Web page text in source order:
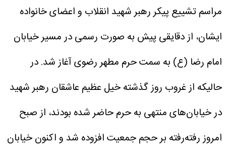
مراسم تشییع پیکر رهبر شهید انقلاب و اعضای خانواده
ایشان، از دقایقی پیش به صورت رسمی در مسیر خیابان
امام رضا (ع) به سمت حرم مطهر رضوی آغاز شد.در
حالیکه از غروب روز گذشته خیل عظیم عاشقان رهبر شهید
در خیابان‌های منتهی به حرم حاضر شده بودند، از صبح
امروز رفته‌رفته بر حجم جمعیت افزوده شد و اکنون خیابان